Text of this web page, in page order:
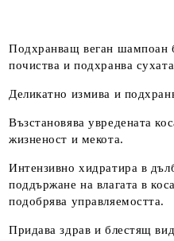
Подхранващ веган шампоан
почиства и подхранва
Деликатно измива и
Възстановява увредената
жизненост и мекота.
Интензивно хидратира в
поддържане на влагата в
подобрява управляемостта.
Придава здрав и блестящ